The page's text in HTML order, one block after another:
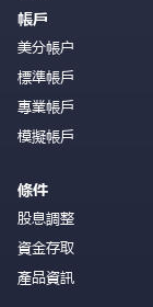
帳戶
美分帳户
標準帳戶
專業帳戶
模擬帳戶
條件
股息調整
資金存取
產品資訊